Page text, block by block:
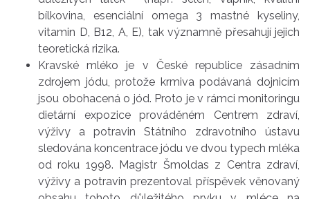
bílkovina, esenciální omega 3 mastné kyseliny,
vitamin D, B12, A, E), tak významně přesahují jejich
teoretická rizika.
Kravské mléko je v České republice zásadním
zdrojem jódu, protože krmiva podávaná dojnicím
jsou obohacená o jód. Proto je v rámci monitoringu
dietární expozice prováděném Centrem zdraví,
výživy a potravin Státního zdravotního ústavu
sledována koncentrace jódu ve dvou typech mléka
od roku 1998. Magistr Šmoldas z Centra zdraví,
výživy a potravin prezentoval příspěvek věnovaný